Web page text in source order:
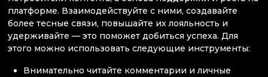
платформе. Взаимодействуйте с ними, создавайте
более тесные связи, повышайте их лояльность и
удерживайте — это поможет добиться успеха. Для
этого можно использовать следующие инструменты:
Внимательно читайте комментарии и личные